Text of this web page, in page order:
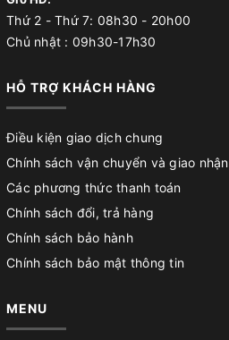
Thứ 2 - Thứ 7: 08h30 - 20h00
Chủ nhật : 09h30-17h30
HỖ TRỢ KHÁCH HÀNG
Điều kiện giao dịch chung
Chính sách vận chuyển và giao nhận
Các phương thức thanh toán
Chính sách đổi, trả hàng
Chính sách bảo hành
Chính sách bảo mật thông tin
MENU